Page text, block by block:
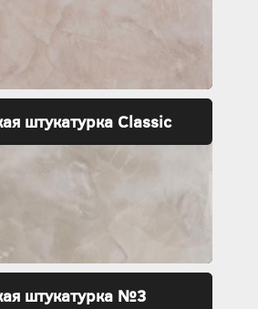
штукатурка Classic
штукатурка №3